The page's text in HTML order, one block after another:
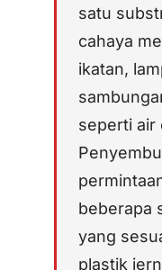
Pita Busa
AFT 1200GF
Pita Busa
AFT 2064WF
Pita Busa
SEMAK LANJUT
satu
cahaya
ikatan,
seperti air
beberapa
yang
plastik